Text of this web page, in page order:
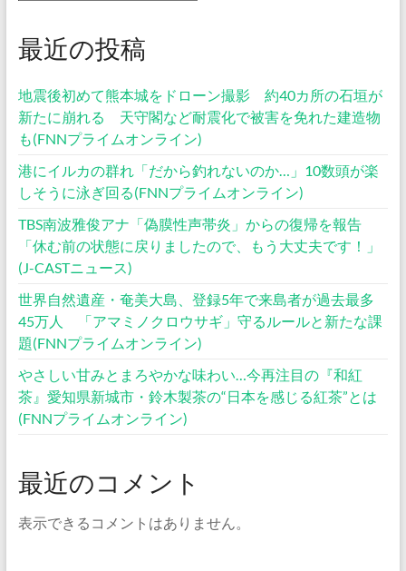
最近の投稿
地震後初めて熊本城をドローン撮影 約40カ所の石垣が
新たに崩れる 天守閣など耐震化で被害を免れた建造物
も(FNNプライムオンライン)
港にイルカの群れ「だから釣れないのか…」10数頭が楽
しそうに泳ぎ回る(FNNプライムオンライン)
TBS南波雅俊アナ「偽膜性声帯炎」からの復帰を報告
「休む前の状態に戻りましたので、もう大丈夫です！」
(J-CASTニュース)
世界自然遺産・奄美大島、登録5年で来島者が過去最多
45万人 「アマミノクロウサギ」守るルールと新たな課
題(FNNプライムオンライン)
やさしい甘みとまろやかな味わい…今再注目の『和紅
茶』愛知県新城市・鈴木製茶の“日本を感じる紅茶”とは
(FNNプライムオンライン)
最近のコメント
表示できるコメントはありません。